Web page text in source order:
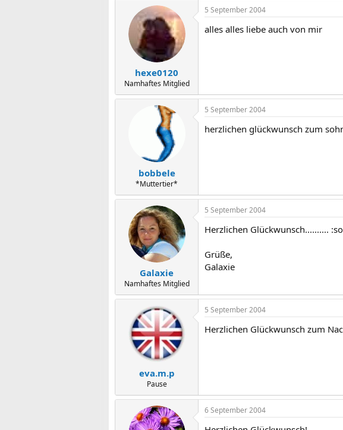
hexe0120
Namhaftes Mitglied
5 September 2004
alles alles liebe auch von mir
bobbele
*Muttertier*
5 September 2004
herzlichen glückwunsch zum
Galaxie
Namhaftes Mitglied
5 September 2004
Herzlichen Glückwunsch..........
Grüße,
Galaxie
eva.m.p
Pause
5 September 2004
Herzlichen Glückwunsch zum
6 September 2004